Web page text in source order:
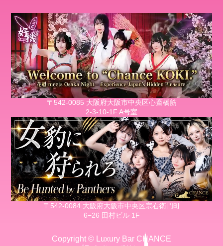
〒542-0085 大阪府大阪市中央区心斎橋筋
2-3-10-1F A号室
〒542-0084 大阪府大阪市中央区宗右衛門町
6−26 田村ビル 1F
Copyright © Luxury Bar CHANCE